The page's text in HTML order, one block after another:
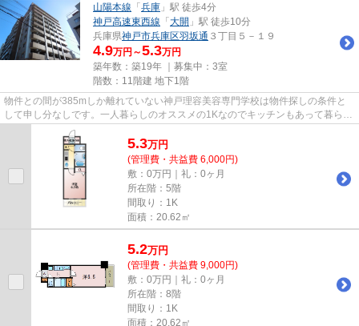
山陽本線 「 兵庫 」駅 徒歩4分
神戸高速東西線 「 大開 」駅 徒歩10分
兵庫県神戸市兵庫区羽坂通 ３丁目５－１９
4.9万円～5.3万円
築年数：築19年 ｜募集中： 3室
階数：11階建 地下1階
物件との間が385mしか離れていない神戸理容美容専門学校は物件探しの条件と
して申し分なしです。一人暮らしのオススメの1Kなのでキッチンもあって暮らし
やすい。物件は地上11階建て。...
5.3万円
(管理費・共益費 6,000円)
敷：0万円｜礼：0ヶ月
所在階：5階
間取り：1K
面積：20.62㎡
5.2万円
(管理費・共益費 9,000円)
敷：0万円｜礼：0ヶ月
所在階：8階
間取り：1K
面積：20.62㎡